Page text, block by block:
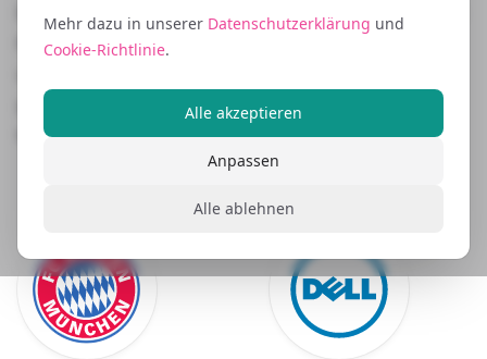
Mehr dazu in unserer Datenschutzerklärung und
Cookie-Richtlinie.
Alle ablehnen
Anpassen
Alle akzeptieren
Expertise aufgebaut hab, die jetzt meinen eCommerce
Fokus antreibt. Während manche Erfolge durch NDAs
gern Einblicke aus Projekten, die dein Business
transformieren könnten.